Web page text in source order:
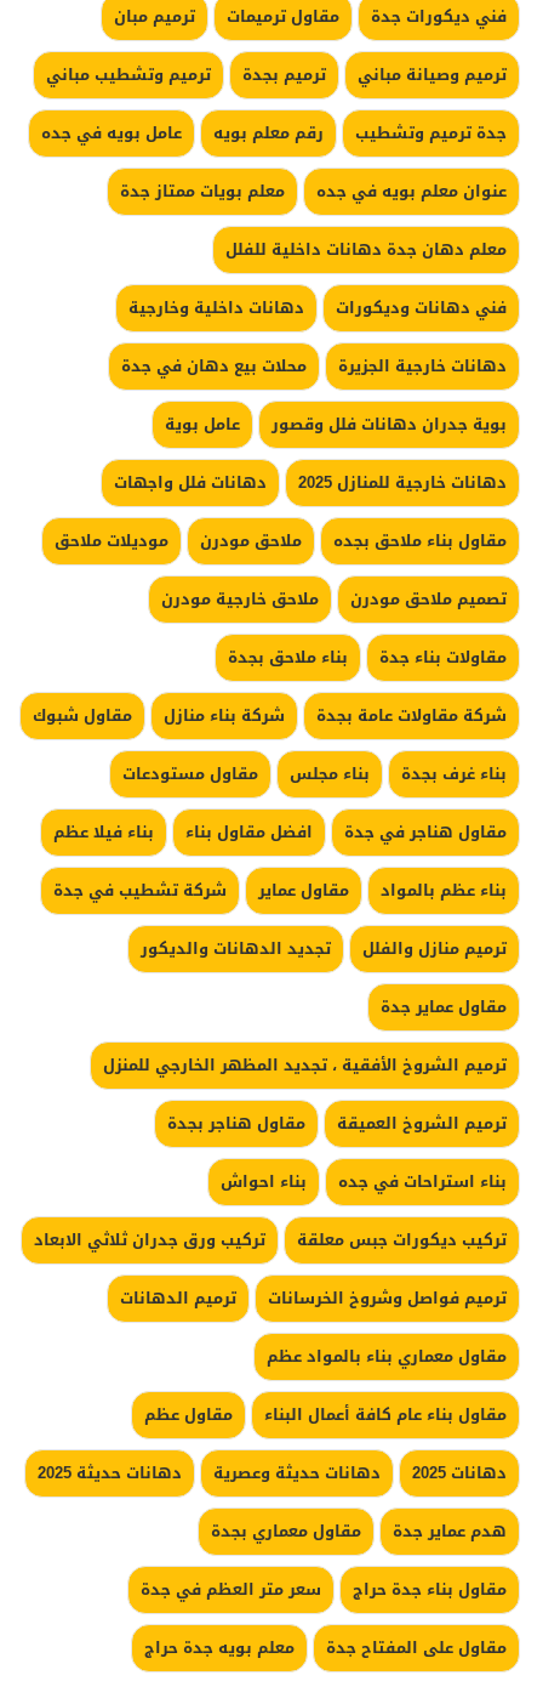
فني ديكورات جدة
مقاول ترميمات
ترميم مبان
ترميم وصيانة مباني
ترميم بجدة
ترميم وتشطيب مباني
جدة ترميم وتشطيب
رقم معلم بويه
عامل بويه في جده
عنوان معلم بويه في جده
معلم بويات ممتاز جدة
معلم دهان جدة دهانات داخلية للفلل
فني دهانات وديكورات
دهانات داخلية وخارجية
دهانات خارجية الجزيرة
محلات بيع دهان في جدة
بوية جدران دهانات فلل وقصور
عامل بوية
دهانات خارجية للمنازل 2025
دهانات فلل واجهات
مقاول بناء ملاحق بجده
ملاحق مودرن
موديلات ملاحق
تصميم ملاحق مودرن
ملاحق خارجية مودرن
مقاولات بناء جدة
بناء ملاحق بجدة
شركة مقاولات عامة بجدة
شركة بناء منازل
مقاول شبوك
بناء غرف بجدة
بناء مجلس
مقاول مستودعات
مقاول هناجر في جدة
افضل مقاول بناء
بناء فيلا عظم
بناء عظم بالمواد
مقاول عماير
شركة تشطيب في جدة
ترميم منازل والفلل
تجديد الدهانات والديكور
مقاول عماير جدة
ترميم الشروخ الأفقية ، تجديد المظهر الخارجي للمنزل
ترميم الشروخ العميقة
مقاول هناجر بجدة
بناء استراحات في جده
بناء احواش
تركيب ديكورات جبس معلقة
تركيب ورق جدران ثلاثي الابعاد
ترميم فواصل وشروخ الخرسانات
ترميم الدهانات
مقاول معماري بناء بالمواد عظم
مقاول بناء عام كافة أعمال البناء
مقاول عظم
دهانات 2025
دهانات حديثة وعصرية
دهانات حديثة 2025
هدم عماير جدة
مقاول معماري بجدة
مقاول بناء جدة حراج
سعر متر العظم في جدة
مقاول على المفتاح جدة
معلم بويه جدة حراج